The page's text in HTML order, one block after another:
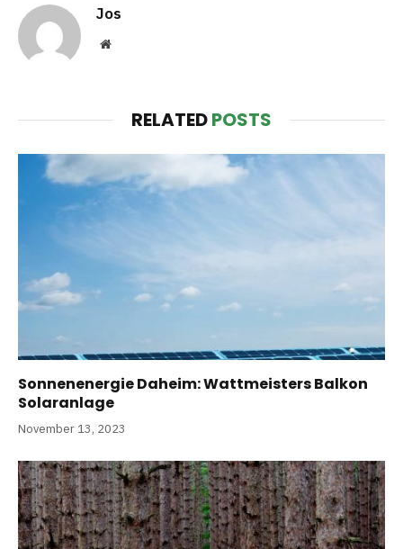
Jos
Website
RELATEDPOSTS
Sonnenenergie Daheim: Wattmeisters Balkon
Solaranlage
November 13, 2023